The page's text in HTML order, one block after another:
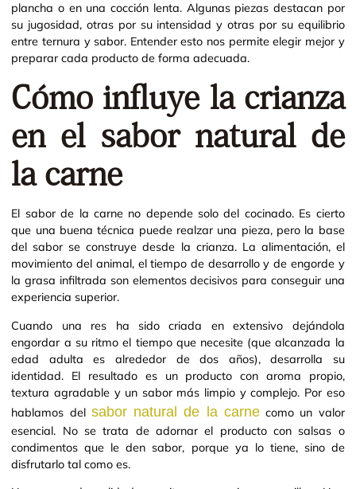
plancha o en una cocción lenta. Algunas piezas destacan por
su jugosidad, otras por su intensidad y otras por su equilibrio
entre ternura y sabor. Entender esto nos permite elegir mejor y
preparar cada producto de forma adecuada.
Cómo influye la crianza
en el sabor natural de
la carne
El sabor de la carne no depende solo del cocinado. Es cierto
que una buena técnica puede realzar una pieza, pero la base
del sabor se construye desde la crianza. La alimentación, el
movimiento del animal, el tiempo de desarrollo y de engorde y
la grasa infiltrada son elementos decisivos para conseguir una
experiencia superior.
Cuando una res ha sido criada en extensivo dejándola
engordar a su ritmo el tiempo que necesite (que alcanzada la
edad adulta es alrededor de dos años), desarrolla su
identidad. El resultado es un producto con aroma propio,
textura agradable y un sabor más limpio y complejo. Por eso
hablamos del sabor natural de la carnecomo un valor
esencial. No se trata de adornar el producto con salsas o
condimentos que le den sabor, porque ya lo tiene, sino de
disfrutarlo tal como es.